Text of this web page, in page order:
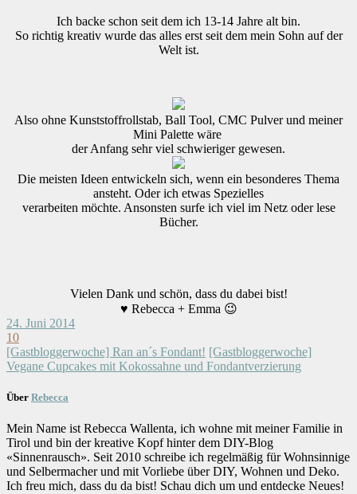
Ich backe schon seit dem ich 13-14 Jahre alt bin.
So richtig kreativ wurde das alles erst seit dem mein Sohn auf der
Welt ist.
Also ohne Kunststoffrollstab, Ball Tool, CMC Pulver und meiner
Mini Palette wäre
der Anfang sehr viel schwieriger gewesen.
Die meisten Ideen entwickeln sich, wenn ein besonderes Thema
ansteht. Oder ich etwas Spezielles
verarbeiten möchte. Ansonsten surfe ich viel im Netz oder lese
Bücher.
Vielen Dank und schön, dass du dabei bist!
♥ Rebecca + Emma 😉
24. Juni 2014
10
[Gastbloggerwoche] Ran an´s Fondant! [Gastbloggerwoche]
Vegane Cupcakes mit Kokossahne und Fondantverzierung
Über Rebecca
Mein Name ist Rebecca Wallenta, ich wohne mit meiner Familie in
Tirol und bin der kreative Kopf hinter dem DIY-Blog
«Sinnenrausch». Seit 2010 schreibe ich regelmäßig für Wohnsinnige
und Selbermacher und mit Vorliebe über DIY, Wohnen und Deko.
Ich freu mich, dass du da bist! Schau dich um und entdecke Neues!